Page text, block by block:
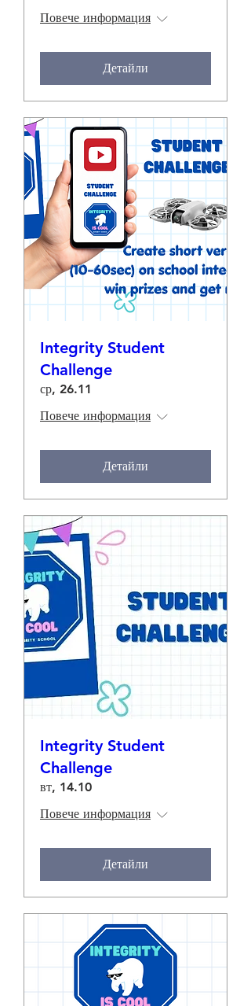
Повече информация
Детайли
Integrity Student
Challenge
ср, 26.11
Повече информация
Детайли
Integrity Student
Challenge
вт, 14.10
Повече информация
Детайли